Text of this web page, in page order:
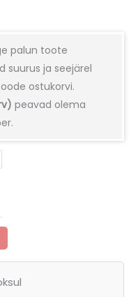
palun toote
suurus ja seejärel
ostukorvi.
peavad olema